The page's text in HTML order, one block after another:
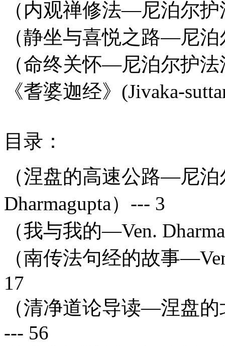
（内观禅修法—尼泊尔护
（静坐与喜悦之路—尼泊
（命终关怀—尼泊尔护法
《耆婆迦经》(Jivaka-
目录：
（涅盘的高速公路—尼泊
Dharmagupta）--- 3
（我与我的—Ven.
（南传法句经的故事
17
（清净道论导读—涅盘
--- 56